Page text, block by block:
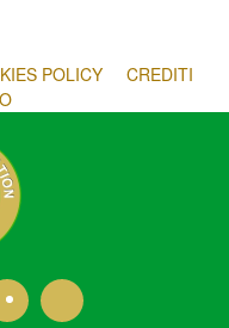
POLICY
CREDITI